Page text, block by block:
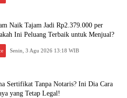
Naik Tajam Jadi Rp2.379.000 per
Ini Peluang Terbaik untuk Menjual?
Senin, 3 Agu 2026 13:18 WIB
Sertifikat Tanpa Notaris? Ini Dia Cara
yang Tetap Legal!